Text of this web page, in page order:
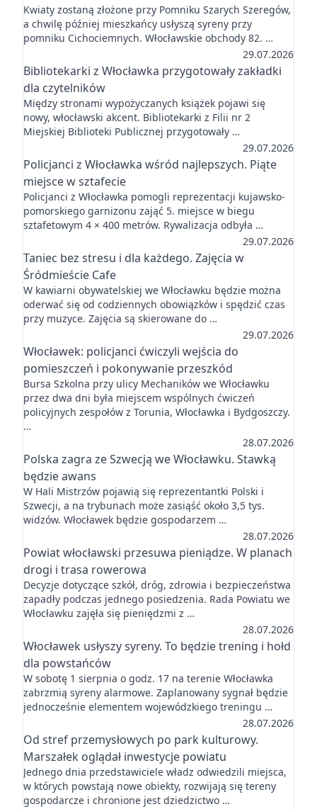
Kwiaty zostaną złożone przy Pomniku Szarych Szeregów,
a chwilę później mieszkańcy usłyszą syreny przy
pomniku Cichociemnych. Włocławskie obchody 82. …
29.07.2026
Bibliotekarki z Włocławka przygotowały zakładki
dla czytelników
Między stronami wypożyczanych książek pojawi się
nowy, włocławski akcent. Bibliotekarki z Filii nr 2
Miejskiej Biblioteki Publicznej przygotowały …
29.07.2026
Policjanci z Włocławka wśród najlepszych. Piąte
miejsce w sztafecie
Policjanci z Włocławka pomogli reprezentacji kujawsko-
pomorskiego garnizonu zająć 5. miejsce w biegu
sztafetowym 4 × 400 metrów. Rywalizacja odbyła …
29.07.2026
Taniec bez stresu i dla każdego. Zajęcia w
Śródmieście Cafe
W kawiarni obywatelskiej we Włocławku będzie można
oderwać się od codziennych obowiązków i spędzić czas
przy muzyce. Zajęcia są skierowane do …
29.07.2026
Włocławek: policjanci ćwiczyli wejścia do
pomieszczeń i pokonywanie przeszkód
Bursa Szkolna przy ulicy Mechaników we Włocławku
przez dwa dni była miejscem wspólnych ćwiczeń
policyjnych zespołów z Torunia, Włocławka i Bydgoszczy.
…
28.07.2026
Polska zagra ze Szwecją we Włocławku. Stawką
będzie awans
W Hali Mistrzów pojawią się reprezentantki Polski i
Szwecji, a na trybunach może zasiąść około 3,5 tys.
widzów. Włocławek będzie gospodarzem …
28.07.2026
Powiat włocławski przesuwa pieniądze. W planach
drogi i trasa rowerowa
Decyzje dotyczące szkół, dróg, zdrowia i bezpieczeństwa
zapadły podczas jednego posiedzenia. Rada Powiatu we
Włocławku zajęła się pieniędzmi z …
28.07.2026
Włocławek usłyszy syreny. To będzie trening i hołd
dla powstańców
W sobotę 1 sierpnia o godz. 17 na terenie Włocławka
zabrzmią syreny alarmowe. Zaplanowany sygnał będzie
jednocześnie elementem wojewódzkiego treningu …
28.07.2026
Od stref przemysłowych po park kulturowy.
Marszałek oglądał inwestycje powiatu
Jednego dnia przedstawiciele władz odwiedzili miejsca,
w których powstają nowe obiekty, rozwijają się tereny
gospodarcze i chronione jest dziedzictwo …